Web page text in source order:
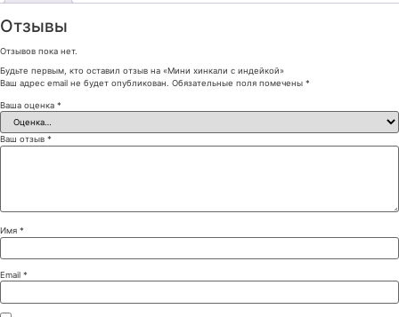
Отзывы
Отзывов пока нет.
Будьте первым, кто оставил отзыв на «Мини хинкали с индейкой»
Ваш адрес email не будет опубликован.
Обязательные поля помечены *
Ваша оценка *
Ваш отзыв *
Имя *
Email *